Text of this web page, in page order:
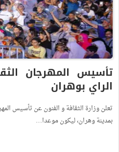
تأسيس المهرجان
الراي بوهران
تعلن وزارة الثقافة و الفنون عن تأسيس
بمدينة وهران، ليكون موعدا…